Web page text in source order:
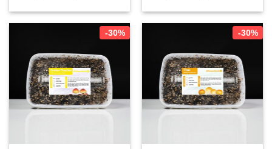
tot
€16,07
tot
€15,75
-30% -30%